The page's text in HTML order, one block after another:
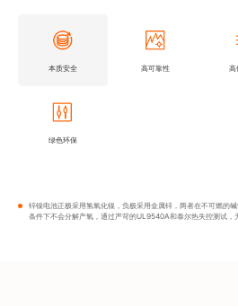
本质安全 高可靠性 高
绿色环保
锌镍电池正极采用氢氧化镍，负极采用金属锌，两者在不可燃的
条件下不会分解产氧，通过严苛的UL9540A和泰尔热失控测试，